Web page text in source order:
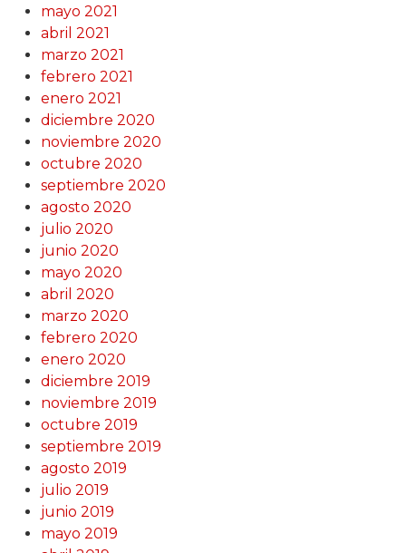
mayo 2021
abril 2021
marzo 2021
febrero 2021
enero 2021
diciembre 2020
noviembre 2020
octubre 2020
septiembre 2020
agosto 2020
julio 2020
junio 2020
mayo 2020
abril 2020
marzo 2020
febrero 2020
enero 2020
diciembre 2019
noviembre 2019
octubre 2019
septiembre 2019
agosto 2019
julio 2019
junio 2019
mayo 2019